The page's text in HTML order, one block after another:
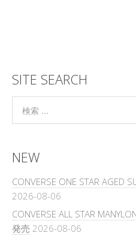
SITE SEARCH
NEW
CONVERSE ONE STAR AGED
2026-08-06
CONVERSE ALL STAR
発売 2026-08-06